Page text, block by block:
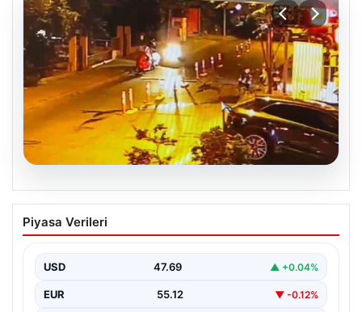
05.08.2026
Nilda Müge’nin Ölümüne Yönelik Silahlı
Saldırının Kameralara Yansıyan
İstanbul’un Şişli ilçesinde yaşanan korkutucu olayda,
ilaçları…
Piyasa Verileri
USD 47.69 ▲ +0.04%
EUR 55.12 ▼ -0.12%